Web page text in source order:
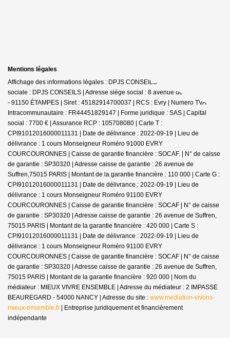
Mentions légales
Affichage des informations légales : DPJS CONSEILS Immobilier | Raison
sociale : DPJS CONSEILS | Adresse siège social : 8 avenue de la Libération
- 91150 ÉTAMPES | Siret : 45182914700037 | RCS : Evry | Numero TVA
Intracommunautaire : FR44451829147 | Forme juridique : SAS | Capital
social : 7700 € | Assurance RCP : 105708080 | Carte T :
CPI91012016000011131 | Date de délivrance : 2022-09-19 | Lieu de
délivrance : 1 cours Monseigneur Roméro 91000 EVRY
COURCOURONNES | Caisse de garantie financière : SOCAF. | N° de caisse
de garantie : SP30320 | Adresse caisse de garantie : 26 avenue de
Suffren,75015 PARIS | Montant de la garantie financière : 110 000 | Carte G :
CPI91012016000011131 | Date de délivrance : 2022-09-19 | Lieu de
délivrance : 1 cours Monseigneur Roméro 91100 EVRY
COURCOURONNES | Caisse de garantie financière : SOCAF | N° de caisse
de garantie : SP30320 | Adresse caisse de garantie : 26 avenue de Suffren,
75015 PARIS | Montant de la garantie financière : 420 000 | Carte S :
CPI91012016000011131 | Date de délivrance : 2022-09-19 | Lieu de
délivrance : 1 cours Monseigneur Roméro 91100 EVRY
COURCOURONNES | Caisse de garantie financière : SOCAF | N° de caisse
de garantie : SP30320 | Adresse caisse de garantie : 26 avenue de Suffren,
75015 PARIS | Montant de la garantie financière : 920 000 | Nom du
médiateur : MIEUX VIVRE ENSEMBLE | Adresse du médiateur : 2 IMPASSE
BEAUREGARD - 54000 NANCY | Adresse du site : www.mediation-vivons-
mieux-ensemble.fr | Entreprise juridiquement et financièrement
indépendante